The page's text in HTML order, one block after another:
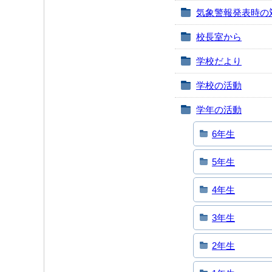
気象警報発表時の
校長室から
学校だより
学校の活動
学年の活動
6年生
5年生
4年生
3年生
2年生